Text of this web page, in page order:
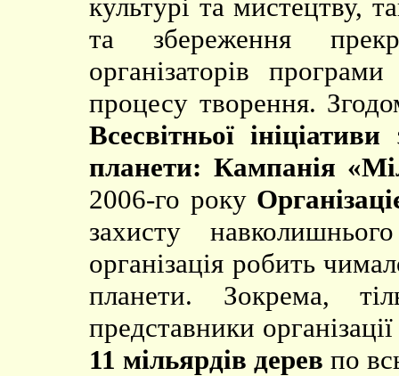
культурі та мистецтву,
та збереження
організаторів
процесу творення.
Всесвітньої
планети: Кампанія
2006-го року
захисту
організація робить
планети. Зокрема,
представники
11 мільярдів дерев по